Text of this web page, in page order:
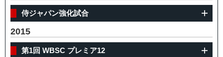
侍ジャパン強化試合
2015
第1回 WBSC プレミア12